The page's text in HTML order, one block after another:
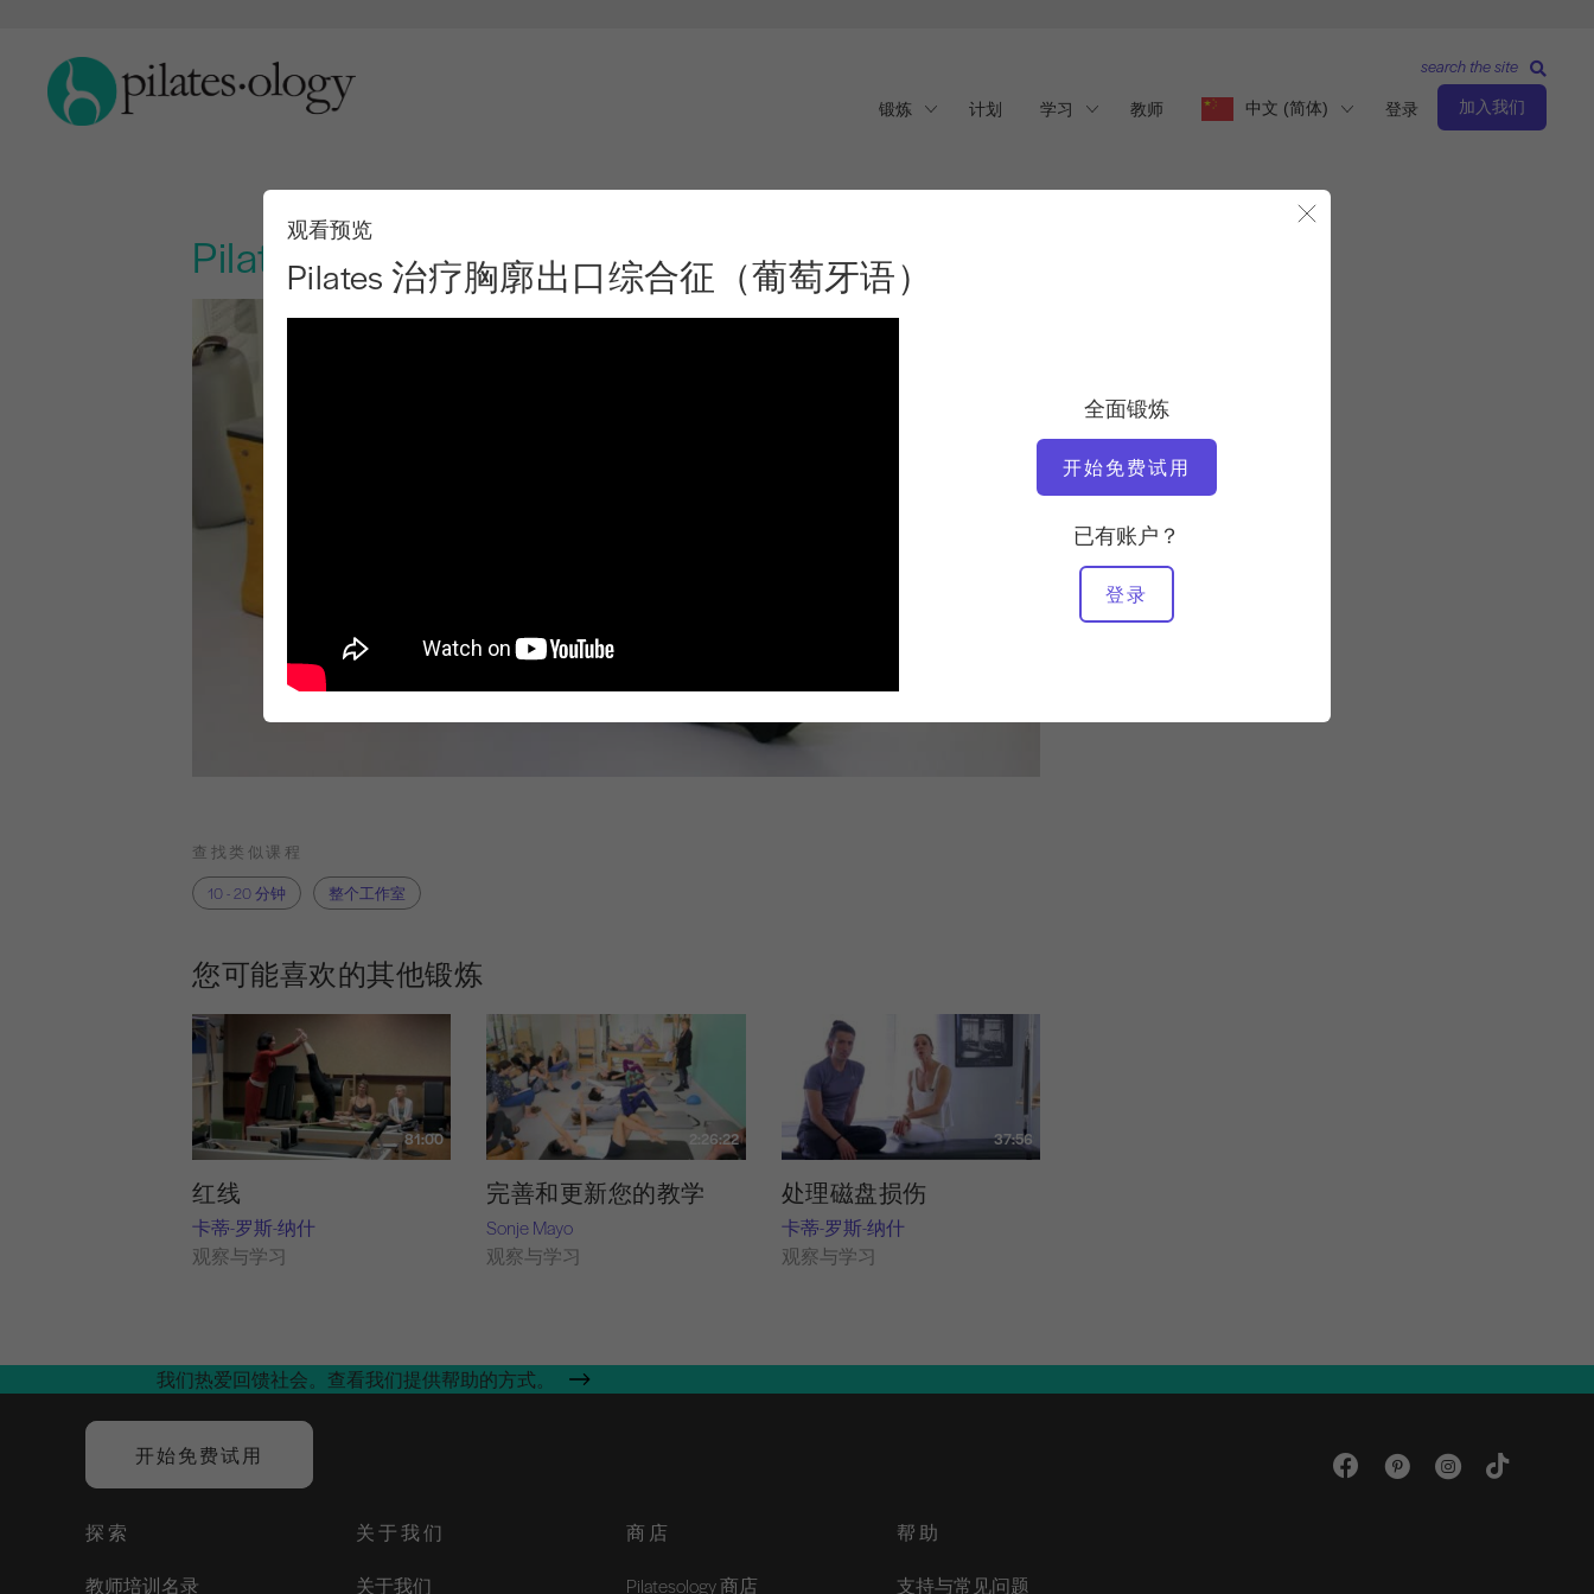
锻炼 计划 学习 教师 中文 (简体) 登录 加入我们
search the site
Pilates 治疗胸廓出口综合征（葡萄牙语）
观看预览
Pilates 治疗胸廓出口综合征（葡萄牙语）
全面锻炼
开始免费试用
已有账户？
登录
亚历山德拉-博林格
视频时间
18:19
所需设备
整个工作室
查找类似课程
10 - 20 分钟
整个工作室
您可能喜欢的其他锻炼
81:00
红线
卡蒂-罗斯-纳什
观察与学习
2:26:22
完善和更新您的教学
Sonje Mayo
观察与学习
37:56
处理磁盘损伤
卡蒂-罗斯-纳什
观察与学习
我们热爱回馈社会。查看我们提供帮助的方式。
开始免费试用
探索
教师培训名录
关于我们
关于我们
商店
Pilatesology 商店
帮助
支持与常见问题